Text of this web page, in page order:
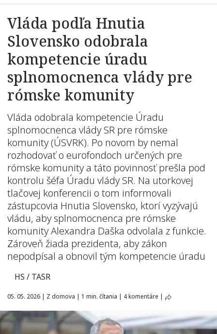
Vláda podľa Hnutia
Slovensko odobrala
kompetencie úradu
splnomocnenca vlády pre
rómske komunity
Vláda odobrala kompetencie Úradu
splnomocnenca vlády SR pre rómske
komunity (ÚSVRK). Po novom by nemal
rozhodovať o eurofondoch určených pre
rómske komunity a táto povinnosť prešla pod
kontrolu šéfa Úradu vlády SR. Na utorkovej
tlačovej konferencii o tom informovali
zástupcovia Hnutia Slovensko, ktorí vyzývajú
vládu, aby splnomocnenca pre rómske
komunity Alexandra Daška odvolala z funkcie.
Zároveň žiada prezidenta, aby zákon
nepodpísal a obnovil tým kompetencie úradu
HS / TASR
05. 05. 2026 | Z domova | 1 min. čítania | 4 komentáre |